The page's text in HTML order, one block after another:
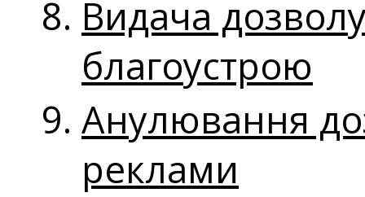
Видача
благоустрою
Анулювання
реклами